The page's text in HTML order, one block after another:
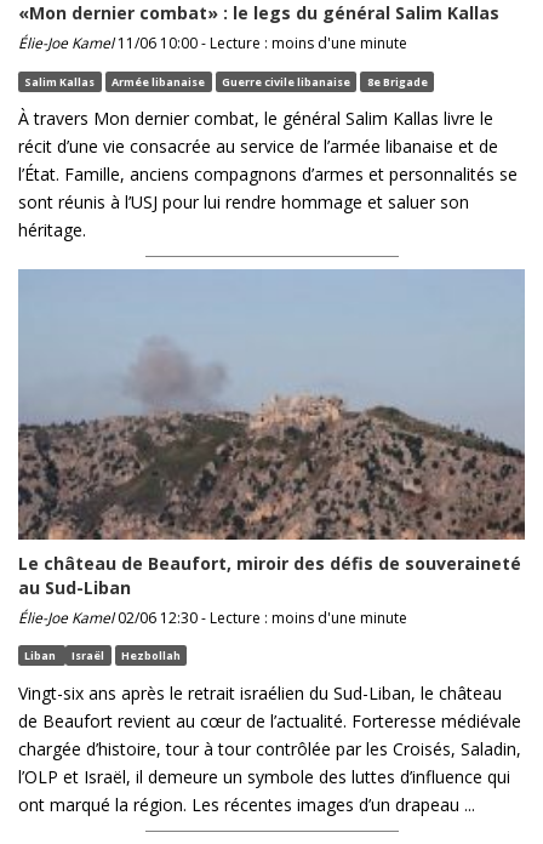
«Mon dernier combat» : le legs du général Salim Kallas
Élie-Joe Kamel11/06 10:00 - Lecture : moins d'une minute
Salim Kallas Armée libanaise Guerre civile libanaise 8e Brigade
À travers Mon dernier combat, le général Salim Kallas livre le
récit d’une vie consacrée au service de l’armée libanaise et de
l’État. Famille, anciens compagnons d’armes et personnalités se
sont réunis à l’USJ pour lui rendre hommage et saluer son
héritage.
Le château de Beaufort, miroir des défis de souveraineté
au Sud-Liban
Élie-Joe Kamel02/06 12:30 - Lecture : moins d'une minute
Liban Israël Hezbollah
Vingt-six ans après le retrait israélien du Sud-Liban, le château
de Beaufort revient au cœur de l’actualité. Forteresse médiévale
chargée d’histoire, tour à tour contrôlée par les Croisés, Saladin,
l’OLP et Israël, il demeure un symbole des luttes d’influence qui
ont marqué la région. Les récentes images d’un drapeau ...